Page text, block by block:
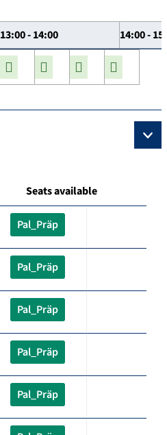
13:00 - 14:00 14:00 -
Seats available
Pal_Präp
Pal_Präp
Pal_Präp
Pal_Präp
Pal_Präp